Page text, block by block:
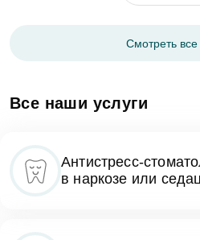
Смотреть все
Все наши услуги
Антистресс-
в наркозе или